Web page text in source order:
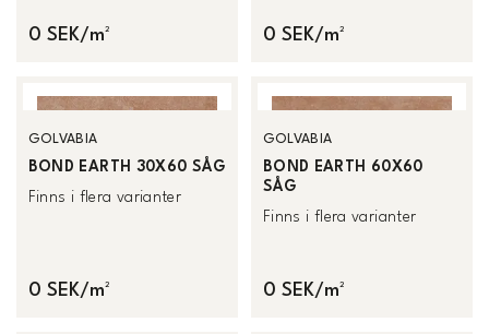
0 SEK/m² 0 SEK/m²
GOLVABIA
BOND EARTH 30X60 SÅG
Finns i flera varianter
0 SEK/m²
GOLVABIA
BOND EARTH 60X60
SÅG
Finns i flera varianter
0 SEK/m²